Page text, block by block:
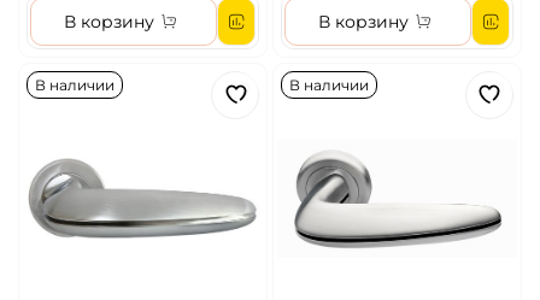
В корзину В корзину
В наличии В наличии